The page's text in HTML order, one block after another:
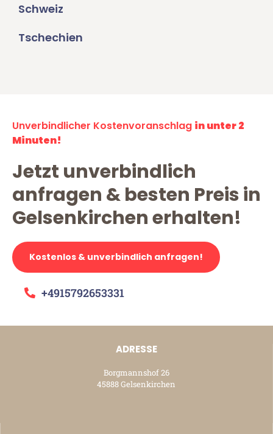
Schweiz
Tschechien
Unverbindlicher Kostenvoranschlag in unter 2
Minuten!
Jetzt unverbindlich
anfragen & besten Preis in
Gelsenkirchen erhalten!
Kostenlos & unverbindlich anfragen!
+4915792653331
ADRESSE
Borgmannshof 26
45888 Gelsenkirchen